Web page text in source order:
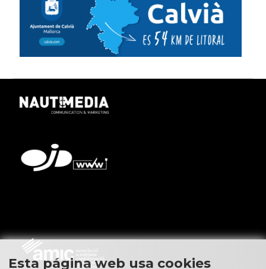
Esta página web usa cookies